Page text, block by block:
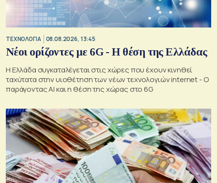
ΤΕΧΝΟΛΟΓΙΑ 08.08.2026, 13:45
Νέοι ορίζοντες με 6G - Η θέση της Ελλάδας
Η Ελλάδα συγκαταλέγεται στις χώρες που έχουν κινηθεί
ταχύτατα στην υιοθέτηση των νέων τεχνολογιών internet - Ο
παράγοντας AI και η θέση της χώρας στο 6G